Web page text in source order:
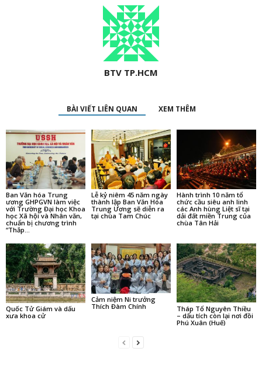
BTV TP.HCM
BÀI VIẾT LIÊN QUAN XEM THÊM
Ban Văn hóa Trung
ương GHPGVN làm việc
với Trường Đại học Khoa
học Xã hội và Nhân văn,
chuẩn bị chương trình
“Thắp...
Lễ kỷ niêm 45 năm ngày
thành lập Ban Văn Hóa
Trung Ương sẽ diễn ra
tại chùa Tam Chúc
Hành trình 10 năm tổ
chức cầu siêu anh linh
các Anh hùng Liệt sĩ tại
dải đất miền Trung của
chùa Tân Hải
Quốc Tử Giám và dấu
xưa khoa cử
Cảm niệm Ni trưởng
Thích Đàm Chính
Tháp Tổ Nguyên Thiều
– dấu tích còn lại nơi đồi
Phú Xuân (Huế)